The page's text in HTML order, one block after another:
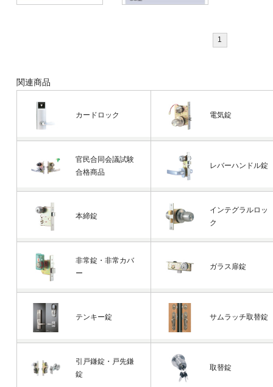
1
関連商品
カードロック 電気錠
官民合同会議試験
合格商品
レバーハンドル錠
本締錠
インテグラルロッ
ク
非常錠・非常カバ
ー
ガラス扉錠
テンキー錠 サムラッチ取替錠
引戸鎌錠・戸先鎌
錠
取替錠